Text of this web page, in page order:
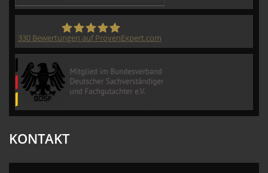
330 Bewertungen auf ProvenExpert.com
KONTAKT